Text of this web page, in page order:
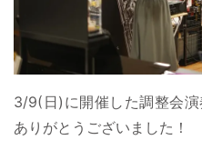
3/9(日)に開催した調整会
ありがとうございました！